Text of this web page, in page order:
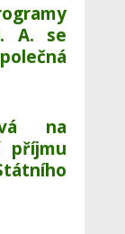
A. se
na
příjmu